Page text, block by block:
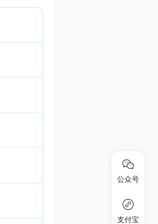
公众号
支付宝